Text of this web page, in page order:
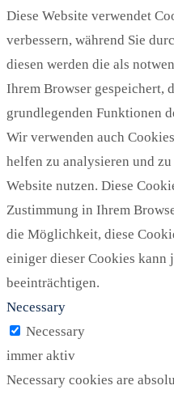
Diese Website verwendet
verbessern, während Sie
diesen werden die als
Ihrem Browser gespeichert,
grundlegenden Funktionen
Wir verwenden auch
helfen zu analysieren und
Website nutzen. Diese
Zustimmung in Ihrem
die Möglichkeit, diese
einiger dieser Cookies kann
beeinträchtigen.
Necessary
Necessary
immer aktiv
Necessary cookies are